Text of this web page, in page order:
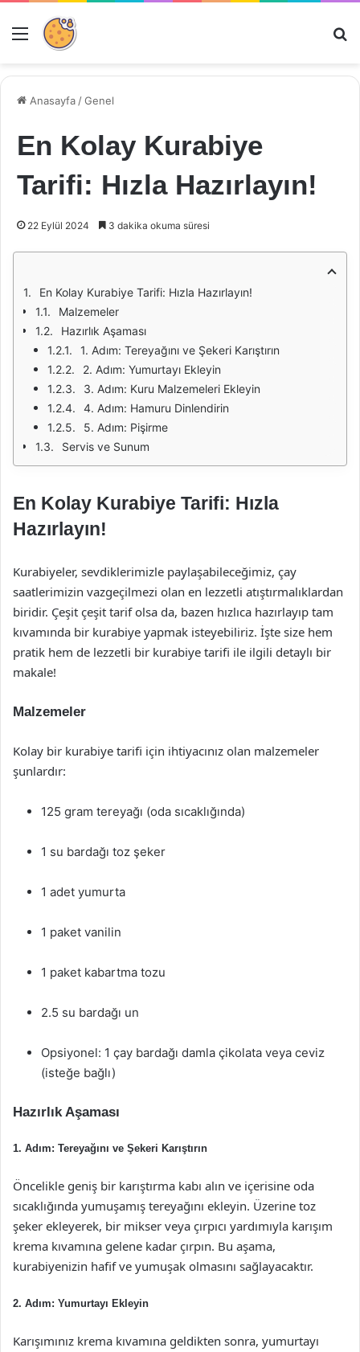
Menü
Anasayfa /Genel
En Kolay Kurabiye
Tarifi: Hızla Hazırlayın!
22 Eylül 2024 3 dakika okuma süresi
En Kolay Kurabiye Tarifi: Hızla Hazırlayın!
Malzemeler
Hazırlık Aşaması
1. Adım: Tereyağını ve Şekeri Karıştırın
2. Adım: Yumurtayı Ekleyin
3. Adım: Kuru Malzemeleri Ekleyin
4. Adım: Hamuru Dinlendirin
5. Adım: Pişirme
Servis ve Sunum
En Kolay Kurabiye Tarifi: Hızla
Hazırlayın!
Kurabiyeler, sevdiklerimizle paylaşabileceğimiz, çay
saatlerimizin vazgeçilmezi olan en lezzetli atıştırmalıklardan
biridir. Çeşit çeşit tarif olsa da, bazen hızlıca hazırlayıp tam
kıvamında bir kurabiye yapmak isteyebiliriz. İşte size hem
pratik hem de lezzetli bir kurabiye tarifi ile ilgili detaylı bir
makale!
Malzemeler
Kolay bir kurabiye tarifi için ihtiyacınız olan malzemeler
şunlardır:
125 gram tereyağı (oda sıcaklığında)
1 su bardağı toz şeker
1 adet yumurta
1 paket vanilin
1 paket kabartma tozu
2.5 su bardağı un
Opsiyonel: 1 çay bardağı damla çikolata veya ceviz
(isteğe bağlı)
Hazırlık Aşaması
1. Adım: Tereyağını ve Şekeri Karıştırın
Öncelikle geniş bir karıştırma kabı alın ve içerisine oda
sıcaklığında yumuşamış tereyağını ekleyin. Üzerine toz
şeker ekleyerek, bir mikser veya çırpıcı yardımıyla karışım
krema kıvamına gelene kadar çırpın. Bu aşama,
kurabiyenizin hafif ve yumuşak olmasını sağlayacaktır.
2. Adım: Yumurtayı Ekleyin
Karışımınız krema kıvamına geldikten sonra, yumurtayı